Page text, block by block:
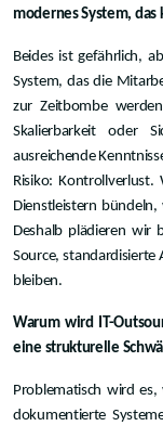
modernes System,
Beides ist gefährlich,
System, das die
zur Zeitbombe
Skalierbarkeit oder
ausreichende
Risiko: Kontrollverlust.
Dienstleistern
Deshalb plädieren wir
Source, standardisierte
bleiben.
Warum wird IT-
eine strukturelle
Problematisch wird
dokumentierte